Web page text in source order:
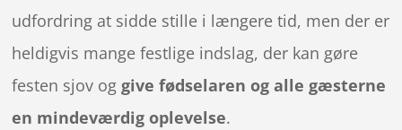
udfordring at sidde stille i længere tid, men der er
heldigvis mange festlige indslag, der kan gøre
festen sjov oggive fødselaren og alle gæsterne
en mindeværdig oplevelse.